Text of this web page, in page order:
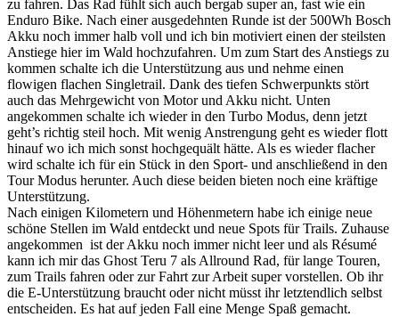
zu fahren. Das Rad fühlt sich auch bergab super an, fast wie ein
Enduro Bike. Nach einer ausgedehnten Runde ist der 500Wh Bosch
Akku noch immer halb voll und ich bin motiviert einen der steilsten
Anstiege hier im Wald hochzufahren. Um zum Start des Anstiegs zu
kommen schalte ich die Unterstützung aus und nehme einen
flowigen flachen Singletrail. Dank des tiefen Schwerpunkts stört
auch das Mehrgewicht von Motor und Akku nicht. Unten
angekommen schalte ich wieder in den Turbo Modus, denn jetzt
geht’s richtig steil hoch. Mit wenig Anstrengung geht es wieder flott
hinauf wo ich mich sonst hochgequält hätte. Als es wieder flacher
wird schalte ich für ein Stück in den Sport- und anschließend in den
Tour Modus herunter. Auch diese beiden bieten noch eine kräftige
Unterstützung.
Nach einigen Kilometern und Höhenmetern habe ich einige neue
schöne Stellen im Wald entdeckt und neue Spots für Trails. Zuhause
angekommen ist der Akku noch immer nicht leer und als Résumé
kann ich mir das Ghost Teru 7 als Allround Rad, für lange Touren,
zum Trails fahren oder zur Fahrt zur Arbeit super vorstellen. Ob ihr
die E-Unterstützung braucht oder nicht müsst ihr letztendlich selbst
entscheiden. Es hat auf jeden Fall eine Menge Spaß gemacht.